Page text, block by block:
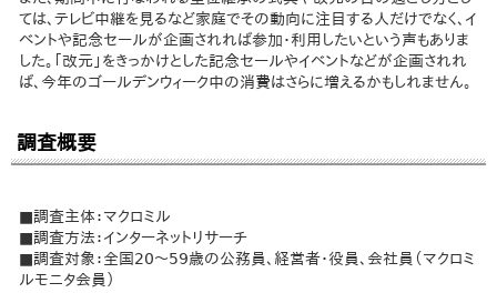
ては、テレビ中継を見るなど家庭でその動向に注目する人だけでなく、イ
ベントや記念セールが企画されれば参加・利用したいという声もありま
した。「改元」をきっかけとした記念セールやイベントなどが企画されれ
ば、今年のゴールデンウィーク中の消費はさらに増えるかもしれません。
調査概要
■調査主体：マクロミル
■調査方法：インターネットリサーチ
■調査対象：全国20～59歳の公務員、経営者・役員、会社員（マクロミ
ルモニタ会員）